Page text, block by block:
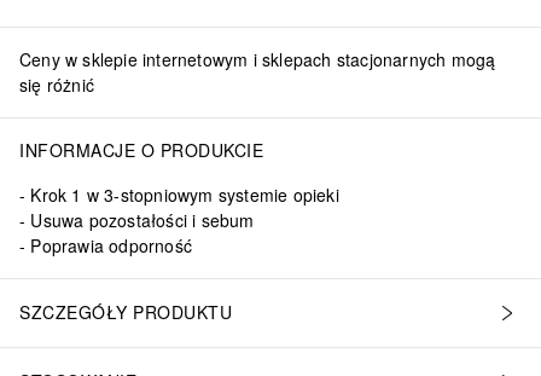
Ceny w sklepie internetowym i sklepach stacjonarnych mogą
się różnić
INFORMACJE O PRODUKCIE
Krok 1 w 3-stopniowym systemie opieki
Usuwa pozostałości i sebum
Poprawia odporność
SZCZEGÓŁY PRODUKTU